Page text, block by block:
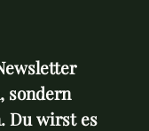
sondern
Du wirst es